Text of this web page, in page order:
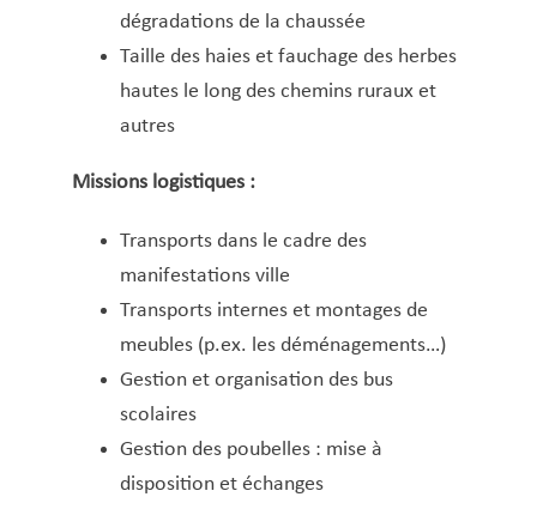
dégradations de la chaussée
Taille des haies et fauchage des herbes
hautes le long des chemins ruraux et
autres
Missions logistiques :
Transports dans le cadre des
manifestations ville
Transports internes et montages de
meubles (p.ex. les déménagements…)
Gestion et organisation des bus
scolaires
Gestion des poubelles : mise à
disposition et échanges